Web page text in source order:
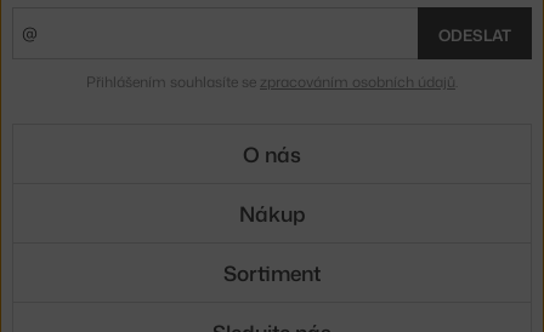
ODESLAT
Přihlášením souhlasíte se zpracováním osobních údajů
O nás
Nákup
Sortiment